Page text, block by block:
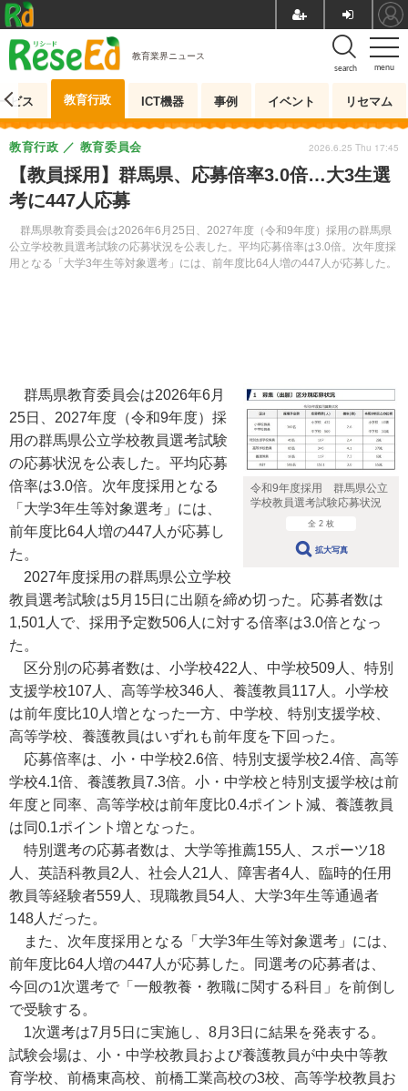
menu
search
教育業界ニュース
ビス 教育行政 ICT機器 事例 イベント リセマム
【教員採用】群馬県、応募倍率3.0倍…大3生選
考に447人応募
群馬県教育委員会は2026年6月25日、2027年度（令和9年度）採用の群馬県
公立学校教員選考試験の応募状況を公表した。平均応募倍率は3.0倍。次年度採
用となる「大学3年生等対象選考」には、前年度比64人増の447人が応募した。
教育行政 教育委員会 2026.6.25 Thu 17:45
令和9年度採用 群馬県公立
学校教員選考試験応募状況
全 2 枚
拡大写真
群馬県教育委員会は2026年6月
25日、2027年度（令和9年度）採
用の群馬県公立学校教員選考試験
の応募状況を公表した。平均応募
倍率は3.0倍。次年度採用となる
「大学3年生等対象選考」には、
前年度比64人増の447人が応募し
た。
2027年度採用の群馬県公立学校
教員選考試験は5月15日に出願を締め切った。応募者数は
1,501人で、採用予定数506人に対する倍率は3.0倍となっ
た。
区分別の応募者数は、小学校422人、中学校509人、特別
支援学校107人、高等学校346人、養護教員117人。小学校
は前年度比10人増となった一方、中学校、特別支援学校、
高等学校、養護教員はいずれも前年度を下回った。
応募倍率は、小・中学校2.6倍、特別支援学校2.4倍、高等
学校4.1倍、養護教員7.3倍。小・中学校と特別支援学校は前
年度と同率、高等学校は前年度比0.4ポイント減、養護教員
は同0.1ポイント増となった。
特別選考の応募者数は、大学等推薦155人、スポーツ18
人、英語科教員2人、社会人21人、障害者4人、臨時的任用
教員等経験者559人、現職教員54人、大学3年生等通過者
148人だった。
また、次年度採用となる「大学3年生等対象選考」には、
前年度比64人増の447人が応募した。同選考の応募者は、
今回の1次選考で「一般教養・教職に関する科目」を前倒し
で受験する。
1次選考は7月5日に実施し、8月3日に結果を発表する。
試験会場は、小・中学校教員および養護教員が中央中等教
育学校、前橋東高校、前橋工業高校の3校、高等学校教員お